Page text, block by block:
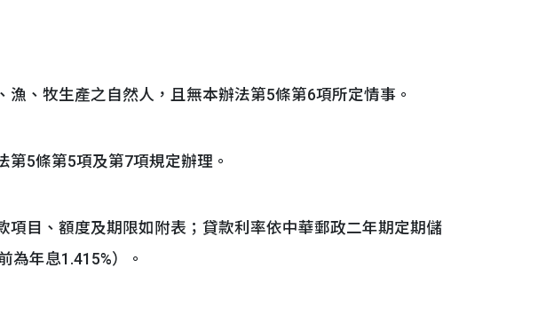
、牧生產之自然人，且無本辦法第5條第6項所定情事。
5條第5項及第7項規定辦理。
項目、額度及期限如附表；貸款利率依中華郵政二年期定期儲
為年息1.415%）。